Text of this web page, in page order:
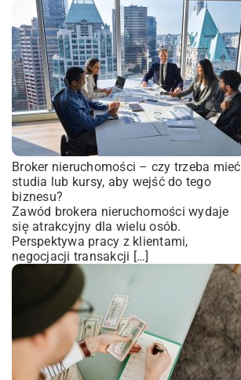
Broker nieruchomości – czy trzeba mieć
studia lub kursy, aby wejść do tego
biznesu?
Zawód brokera nieruchomości wydaje
się atrakcyjny dla wielu osób.
Perspektywa pracy z klientami,
negocjacji transakcji […]